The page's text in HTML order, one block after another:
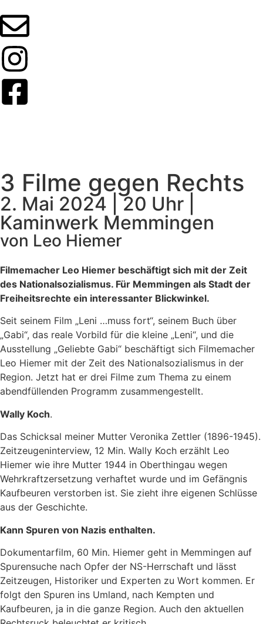
3 Filme gegen Rechts
2. Mai 2024 | 20 Uhr |
Kaminwerk Memmingen
von Leo Hiemer
Filmemacher Leo Hiemer beschäftigt sich mit der Zeit
des Nationalsozialismus. Für Memmingen als Stadt der
Freiheitsrechte ein interessanter Blickwinkel.
Seit seinem Film „Leni …muss fort“, seinem Buch über
„Gabi“, das reale Vorbild für die kleine „Leni“, und die
Ausstellung „Geliebte Gabi“ beschäftigt sich Filmemacher
Leo Hiemer mit der Zeit des Nationalsozialismus in der
Region. Jetzt hat er drei Filme zum Thema zu einem
abendfüllenden Programm zusammengestellt.
Wally Koch.
Das Schicksal meiner Mutter Veronika Zettler (1896-1945).
Zeitzeugeninterview, 12 Min. Wally Koch erzählt Leo
Hiemer wie ihre Mutter 1944 in Oberthingau wegen
Wehrkraftzersetzung verhaftet wurde und im Gefängnis
Kaufbeuren verstorben ist. Sie zieht ihre eigenen Schlüsse
aus der Geschichte.
Kann Spuren von Nazis enthalten.
Dokumentarfilm, 60 Min. Hiemer geht in Memmingen auf
Spurensuche nach Opfer der NS-Herrschaft und lässt
Zeitzeugen, Historiker und Experten zu Wort kommen. Er
folgt den Spuren ins Umland, nach Kempten und
Kaufbeuren, ja in die ganze Region. Auch den aktuellen